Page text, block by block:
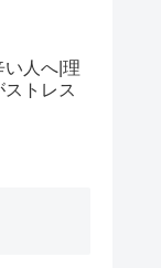
い人へ|理
トレス